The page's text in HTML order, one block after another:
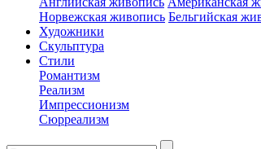
Норвежская живопись Бельгийская
Художники
Скульптура
Стили
Романтизм
Реализм
Импрессионизм
Сюрреализм